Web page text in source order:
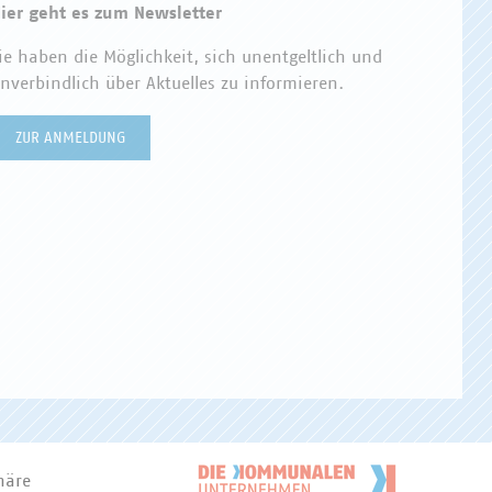
geht es zum Newsletter
haben die Möglichkeit, sich unentgeltlich und
über Aktuelles zu informieren.
ZUR ANMELDUNG